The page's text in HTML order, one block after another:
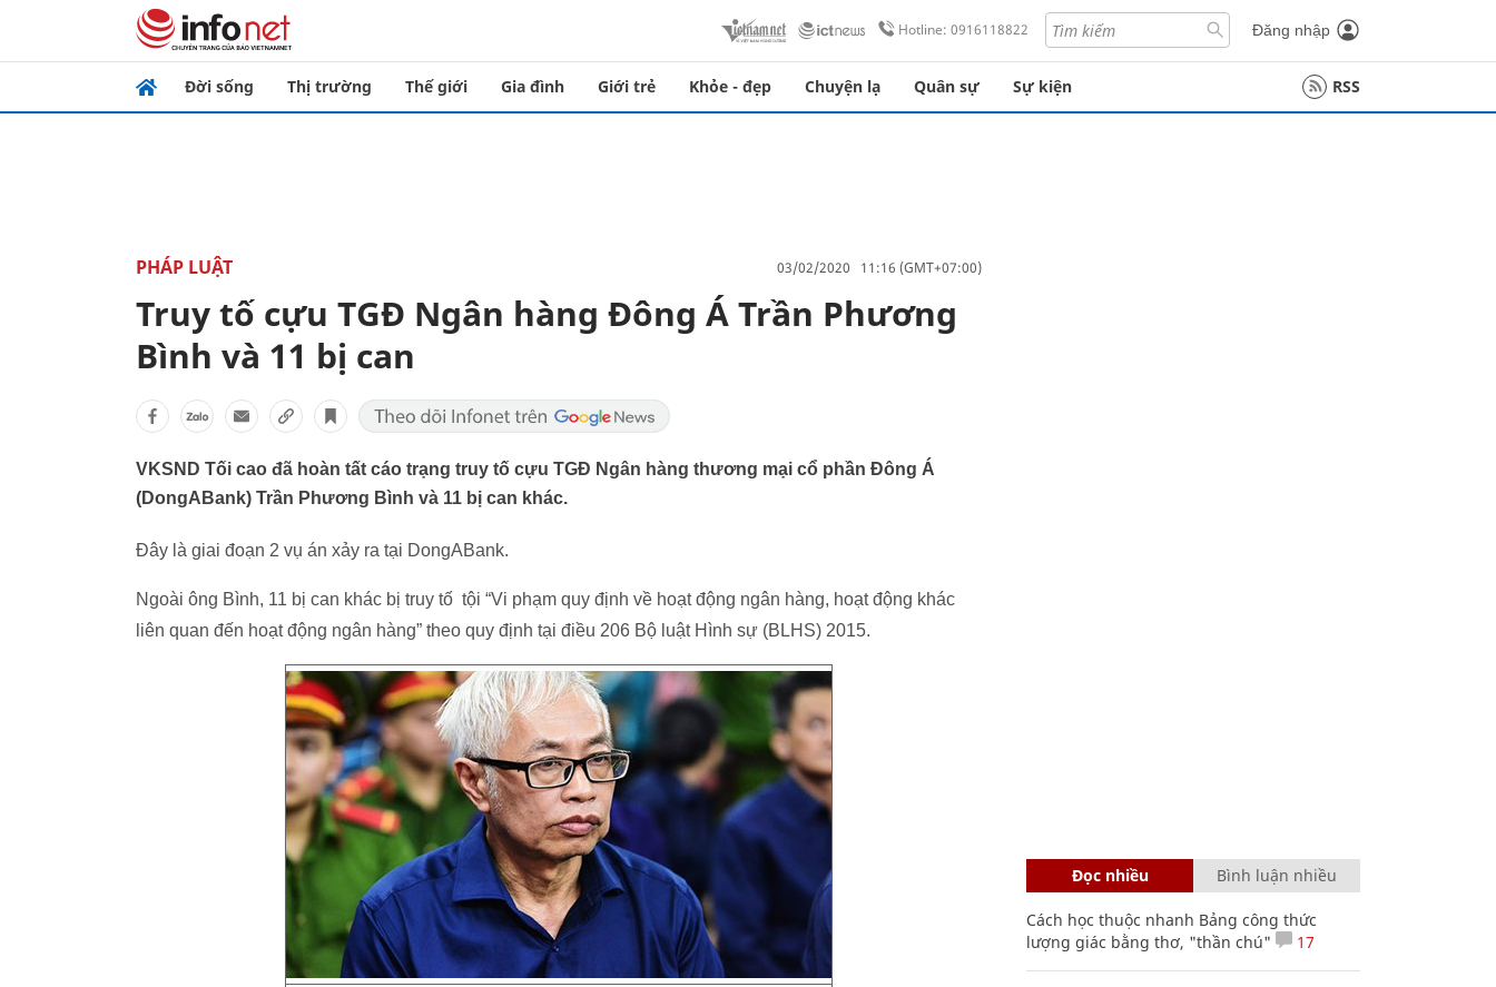
Hotline: 0916118822 Đăng nhập
Đời sống Thị trường Thế giới Gia đình Giới trẻ Khỏe - đẹp Chuyện lạ Quân sự Sự kiện RSS
PHÁP LUẬT 03/02/2020 11:16 (GMT+07:00)
Truy tố cựu TGĐ Ngân hàng Đông Á Trần Phương
Bình và 11 bị can
VKSND Tối cao đã hoàn tất cáo trạng truy tố cựu TGĐ Ngân hàng thương mại cổ phần Đông Á
(DongABank) Trần Phương Bình và 11 bị can khác.
Đây là giai đoạn 2 vụ án xảy ra tại DongABank.
Ngoài ông Bình, 11 bị can khác bị truy tố tội “Vi phạm quy định về hoạt động ngân hàng, hoạt động khác
liên quan đến hoạt động ngân hàng” theo quy định tại điều 206 Bộ luật Hình sự (BLHS) 2015.
Đọc nhiều Bình luận nhiều
Cách học thuộc nhanh Bảng công thức
lượng giác bằng thơ, "thần chú"
17